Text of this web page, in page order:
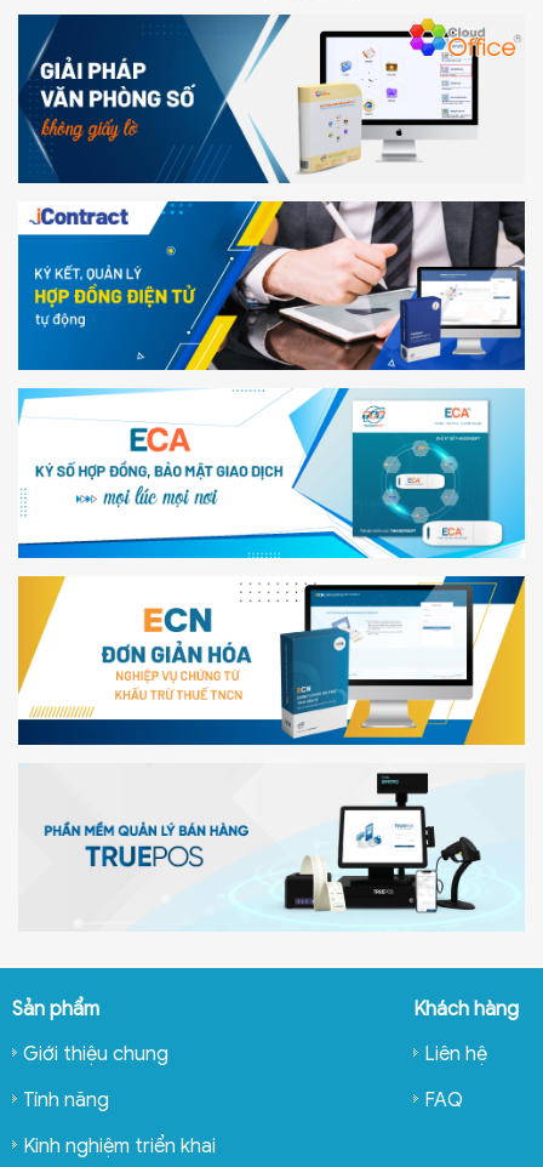
Sản phẩm
Giới thiệu chung
Tính năng
Kinh nghiệm triển khai
Khách hàng
Liên hệ
FAQ